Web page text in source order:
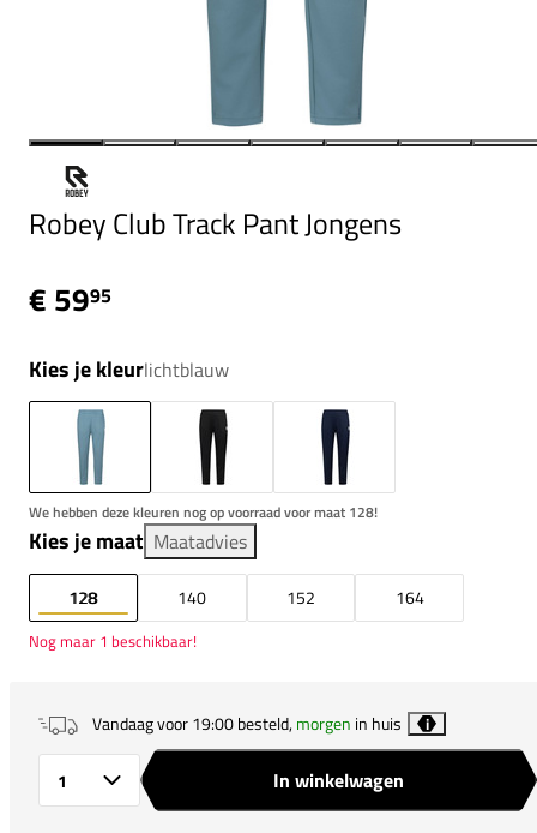
Robey Club Track Pant Jongens
€ 5995
Kies je kleurlichtblauw
We hebben deze kleuren nog op voorraad voor maat 128!
Kies je maat Maatadvies
128 140 152 164
Nog maar 1 beschikbaar!
Vandaag voor 19:00 besteld,morgen in huis i
In winkelwagen